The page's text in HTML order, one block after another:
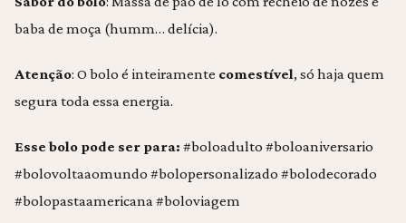
baba de moça (humm… delícia).
Atenção: O bolo é inteiramente comestível, só haja quem
segura toda essa energia.
Esse bolo pode ser para: #boloadulto #boloaniversario
#bolovoltaaomundo #bolopersonalizado #bolodecorado
#bolopastaamericana #boloviagem